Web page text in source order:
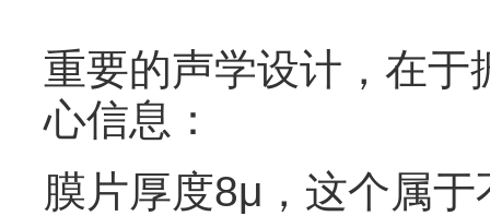
重要的声学设计，在
心信息：
膜片厚度8μ，这个属